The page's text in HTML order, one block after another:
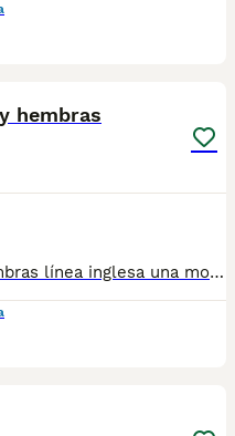
hembras
Golden retriever machos y hembras línea inglesa una morfología espectacular con cartilla sanitaria vacuna chip desparasitación con garantía víricas y congenitas